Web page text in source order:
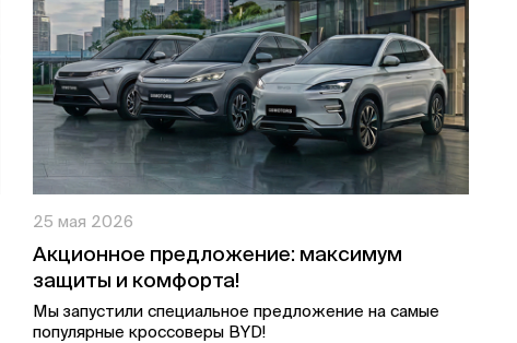
25 мая 2026
Акционное предложение: максимум
защиты и комфорта!
Мы запустили специальное предложение на самые
популярные кроссоверы BYD!